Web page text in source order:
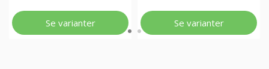
Se varianter Se varianter